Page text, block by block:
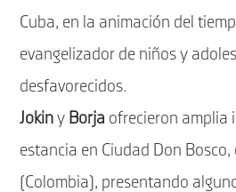
Cuba, en la animación del
evangelizador de niños y
desfavorecidos.
Jokin y Borja ofrecieron amplia
estancia en Ciudad Don Bosco,
(Colombia), presentando